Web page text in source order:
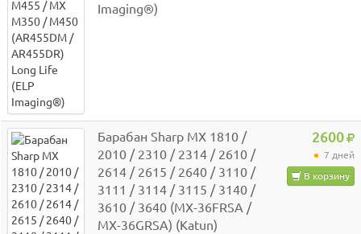
Imaging®)
Барабан Sharp MX 1810 /
2010 / 2310 / 2314 / 2610 /
2614 / 2615 / 2640 / 3110 /
3111 / 3114 / 3115 / 3140 /
3610 / 3640 (MX-36FRSA /
MX-36GRSA) (Katun)
2600
7 дней
В корзину